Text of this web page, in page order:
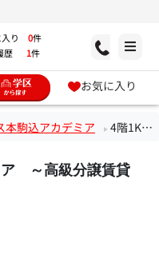
入り 0件
歴 1件
お気に入り
本駒込アカデミア 4階1Kのお部屋
ア ～高級分譲賃貸